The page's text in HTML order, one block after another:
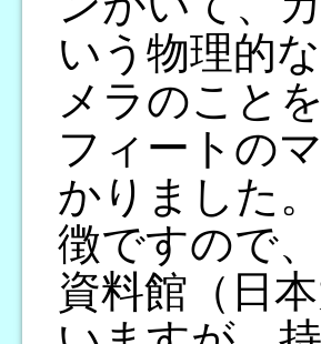
いう物理的
メラのこと
フィートの
かりました
徴ですので
資料館（日